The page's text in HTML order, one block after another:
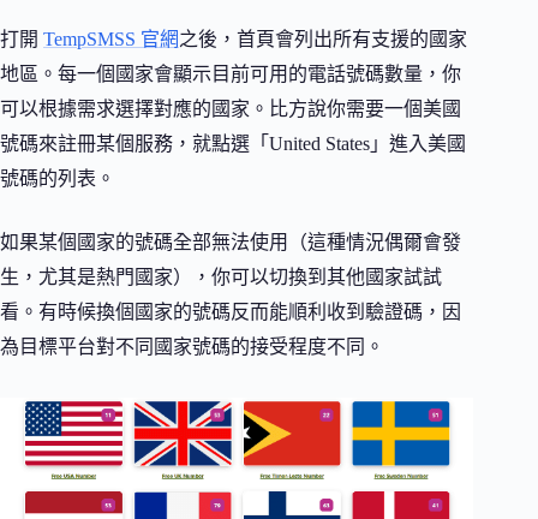
打開 TempSMSS 官網之後，首頁會列出所有支援的國家
地區。每一個國家會顯示目前可用的電話號碼數量，你
可以根據需求選擇對應的國家。比方說你需要一個美國
號碼來註冊某個服務，就點選「United States」進入美國
號碼的列表。
如果某個國家的號碼全部無法使用（這種情況偶爾會發
生，尤其是熱門國家），你可以切換到其他國家試試
看。有時候換個國家的號碼反而能順利收到驗證碼，因
為目標平台對不同國家號碼的接受程度不同。